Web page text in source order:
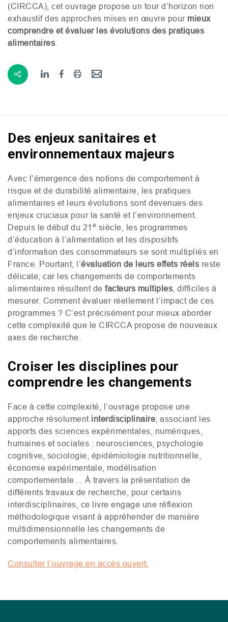
(CIRCCA), cet ouvrage propose un tour d’horizon non
exhaustif des approches mises en œuvre pour mieux
comprendre et évaluer les évolutions des pratiques
alimentaires
Des enjeux sanitaires et
environnementaux majeurs
Avec l’émergence des notions de comportement à
risque et de durabilité alimentaire, les pratiques
alimentaires et leurs évolutions sont devenues des
enjeux cruciaux pour la santé et l’environnement.
Depuis le début du 21 e siècle, les programmes
d’éducation à l’alimentation et les dispositifs
d’information des consommateurs se sont multipliés en
France. Pourtant, l’évaluation de leurs effets réels reste
délicate, car les changements de comportements
alimentaires résultent de facteurs multiples , difficiles à
mesurer. Comment évaluer réellement l’impact de ces
programmes ? C’est précisément pour mieux aborder
cette complexité que le CIRCCA propose de nouveaux
axes de recherche.
Croiser les disciplines pour
comprendre les changements
Face à cette complexité, l’ouvrage propose une
approche résolument interdisciplinaire , associant les
apports des sciences expérimentales, numériques,
humaines et sociales : neurosciences, psychologie
cognitive, sociologie, épidémiologie nutritionnelle,
économie expérimentale, modélisation
comportementale… À travers la présentation de
différents travaux de recherche, pour certains
interdisciplinaires, ce livre engage une réflexion
méthodologique visant à appréhender de manière
multidimensionnelle les changements de
comportements alimentaires.
Consulter l’ouvrage en accès ouvert.